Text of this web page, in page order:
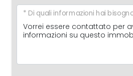
* Di quali informazioni hai